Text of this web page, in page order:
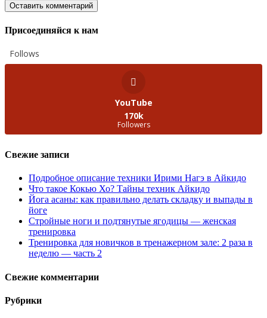
Присоединяйся к нам
Follows
YouTube
170k
Followers
Свежие записи
Подробное описание техники Ирими Нагэ в Айкидо
Что такое Кокью Хо? Тайны техник Айкидо
Йога асаны: как правильно делать складку и выпады в
йоге
Стройные ноги и подтянутые ягодицы — женская
тренировка
Тренировка для новичков в тренажерном зале: 2 раза в
неделю — часть 2
Свежие комментарии
Рубрики